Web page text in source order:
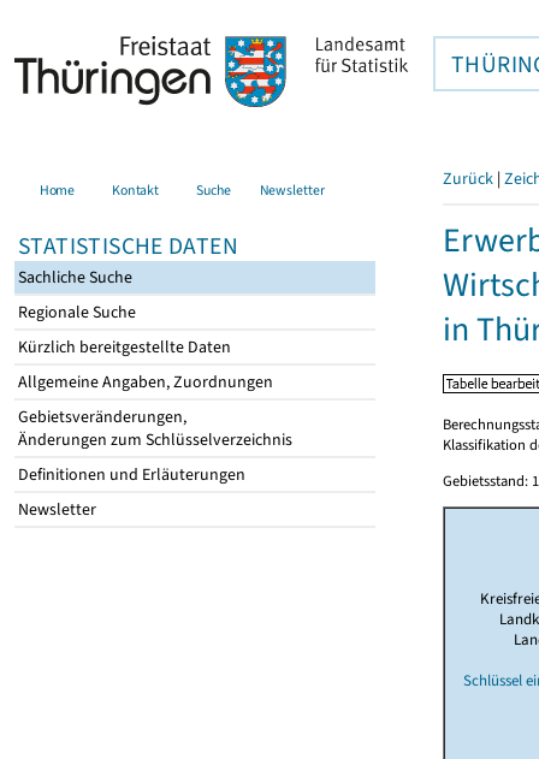
Home Kontakt Suche Newsletter
STATISTISCHE DATEN
Sachliche Suche
Regionale Suche
Kürzlich bereitgestellte Daten
Allgemeine Angaben, Zuordnungen
Gebietsveränderungen,
Änderungen zum Schlüsselverzeichnis
Definitionen und Erläuterungen
Newsletter
Zurück |
in
Klassifikation
Gebietsstand:
Schlüssel